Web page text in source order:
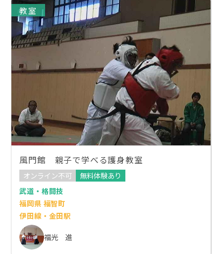
教室
風門館 親子で学べる護身教室
オンライン不可
無料体験あり
武道・格闘技
福岡県 福智町
伊田線・金田駅
福光 進